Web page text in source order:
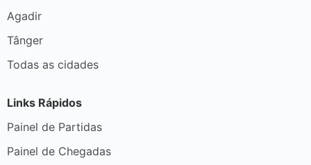
Agadir
Tânger
Todas as cidades
Links Rápidos
Painel de Partidas
Painel de Chegadas